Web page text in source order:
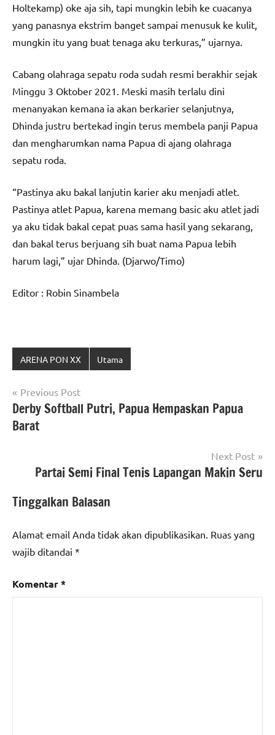
Holtekamp) oke aja sih, tapi mungkin lebih ke cuacanya
yang panasnya ekstrim banget sampai menusuk ke kulit,
mungkin itu yang buat tenaga aku terkuras,” ujarnya.
Cabang olahraga sepatu roda sudah resmi berakhir sejak
Minggu 3 Oktober 2021. Meski masih terlalu dini
menanyakan kemana ia akan berkarier selanjutnya,
Dhinda justru bertekad ingin terus membela panji Papua
dan mengharumkan nama Papua di ajang olahraga
sepatu roda.
“Pastinya aku bakal lanjutin karier aku menjadi atlet.
Pastinya atlet Papua, karena memang basic aku atlet jadi
ya aku tidak bakal cepat puas sama hasil yang sekarang,
dan bakal terus berjuang sih buat nama Papua lebih
harum lagi,” ujar Dhinda. (Djarwo/Timo)
Editor : Robin Sinambela
ARENA PON XX Utama
Navigasi
pos
Previous Post
Derby Softball Putri, Papua Hempaskan Papua
Barat
Next Post
Partai Semi Final Tenis Lapangan Makin Seru
Tinggalkan Balasan
Alamat email Anda tidak akan dipublikasikan. Ruas yang
wajib ditandai *
Komentar*